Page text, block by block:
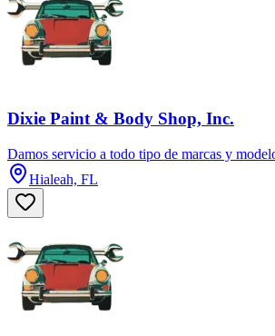
Dixie Paint & Body Shop, Inc.
Damos servicio a todo tipo de marcas y
Hialeah, FL